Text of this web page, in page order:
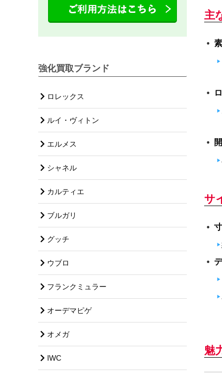
主
サ
魅
強化買取ブランド
ロレックス
ルイ・ヴィトン
エルメス
シャネル
カルティエ
ブルガリ
グッチ
ウブロ
フランクミュラー
オーデマピゲ
オメガ
IWC